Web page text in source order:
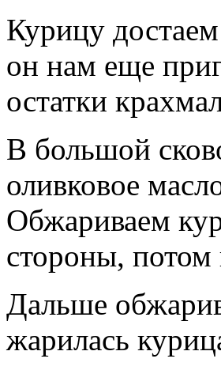
Курицу
он нам еще
остатки
В большой
оливковое
Обжариваем
стороны, потом
Дальше
жарилась